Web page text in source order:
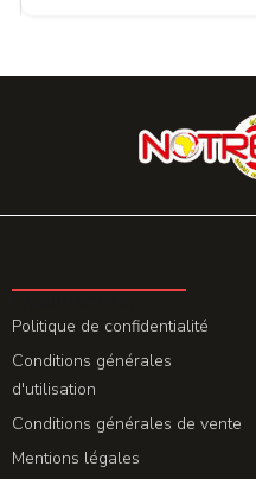
Politique de confidentialité
Conditions générales
d'utilisation
Conditions générales de vente
Mentions légales